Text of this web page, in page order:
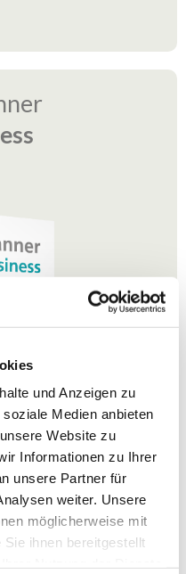
und Anzeigen zu
Medien anbieten
Website zu
Informationen zu Ihrer
unsere Partner für
weiter. Unsere
möglicherweise mit
ihnen bereitgestellt
€